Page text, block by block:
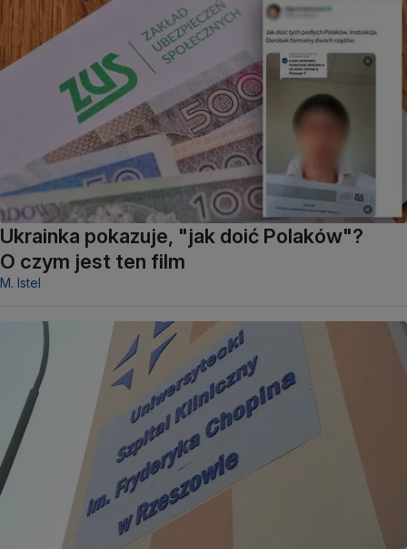
Ukrainka pokazuje, "jak doić Polaków"?
O czym jest ten film
M. Istel